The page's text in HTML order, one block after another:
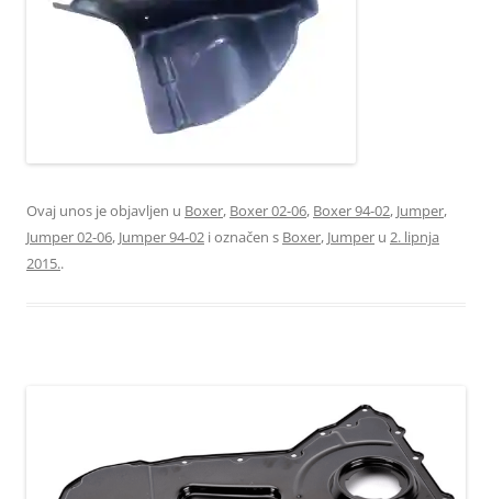
Ovaj unos je objavljen u Boxer, Boxer 02-06, Boxer 94-02, Jumper,
Jumper 02-06, Jumper 94-02 i označen s Boxer, Jumper u 2. lipnja
2015..